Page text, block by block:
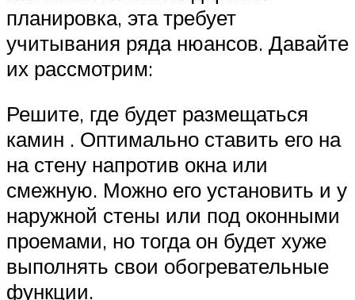
планировка, эта требует
учитывания ряда нюансов. Давайте
их рассмотрим:
Решите, где будет размещаться
камин . Оптимально ставить его на
на стену напротив окна или
смежную. Можно его установить и у
наружной стены или под оконными
проемами, но тогда он будет хуже
выполнять свои обогревательные
функции.